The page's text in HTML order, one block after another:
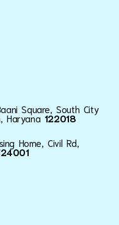
Square, South City
Haryana 122018
Home, Civil Rd,